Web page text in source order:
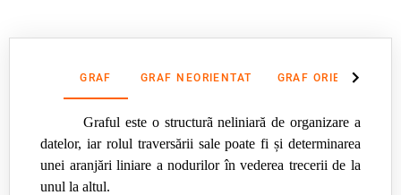
GRAF GRAF NEORIENTAT GRAF ORIENTAT
Graful este o structurã neliniară de organizare a
datelor, iar rolul traversării sale poate fi și determinarea
unei aranjări liniare a nodurilor în vederea trecerii de la
unul la altul.